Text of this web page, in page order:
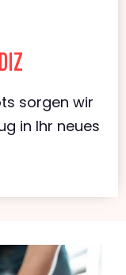
sorgen wir
in Ihr neues